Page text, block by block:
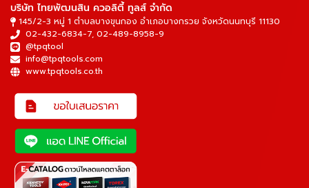
บริษัท ไทยพัฒนสิน ควอลิตี้ ทูลส์ จำกัด
145/2-3 หมู่ 1 ตำบลบางขุนกอง อำเภอบางกรวย จังหวัดนนทบุรี 11130
02-432-6834-7, 02-489-8958-9
@tpqtool
info@tpqtools.com
www.tpqtools.co.th